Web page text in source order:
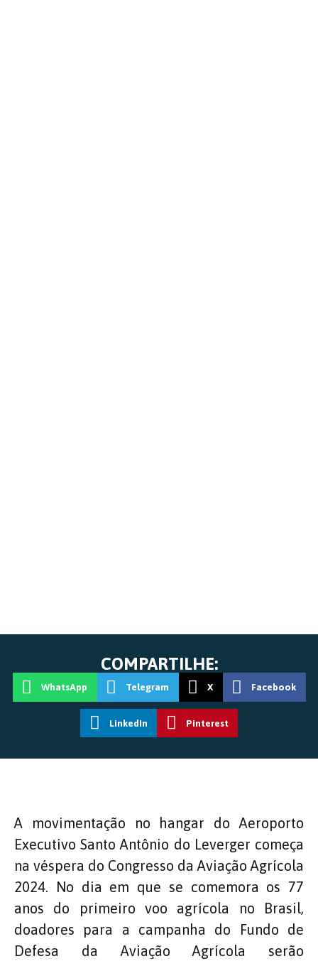
COMPARTILHE:
WhatsApp Telegram X Facebook
LinkedIn Pinterest
A movimentação no hangar do Aeroporto
Executivo Santo Antônio do Leverger começa
na véspera do Congresso da Aviação Agrícola
2024. No dia em que se comemora os 77
anos do primeiro voo agrícola no Brasil,
doadores para a campanha do Fundo de
Defesa da Aviação Agrícola serão